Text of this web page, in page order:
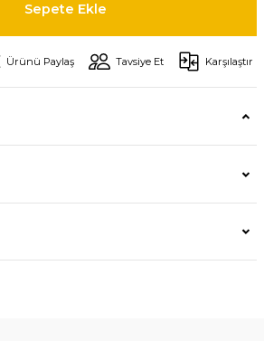
Sepete Ekle
Ürünü Paylaş Tavsiye Et Karşılaştır